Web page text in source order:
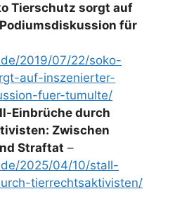
Tierschutz sorgt auf
für
2019/07/22/soko-
auf-inszenierter-
fuer-tumulte/
Einbrüche durch
Zwischen
Straftat –
2025/04/10/stall-
tierrechtsaktivisten/